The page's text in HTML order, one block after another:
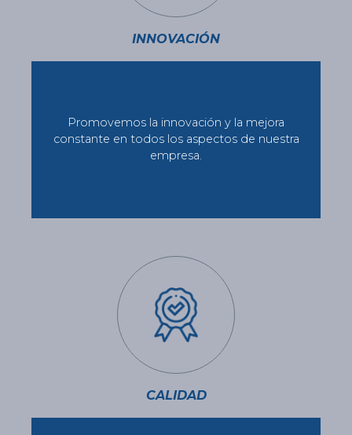
INNOVACIÓN
Promovemos la innovación y la mejora
constante en todos los aspectos de nuestra
empresa.
CALIDAD